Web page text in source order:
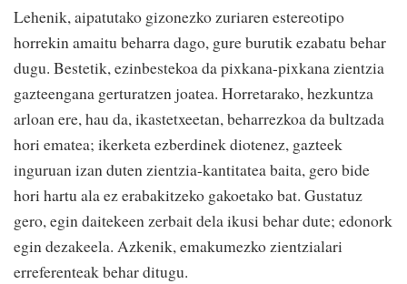
Lehenik, aipatutako gizonezko zuriaren estereotipo
horrekin amaitu beharra dago, gure burutik ezabatu behar
dugu. Bestetik, ezinbestekoa da pixkana-pixkana zientzia
gazteengana gerturatzen joatea. Horretarako, hezkuntza
arloan ere, hau da, ikastetxeetan, beharrezkoa da bultzada
hori ematea; ikerketa ezberdinek diotenez, gazteek
inguruan izan duten zientzia-kantitatea baita, gero bide
hori hartu ala ez erabakitzeko gakoetako bat. Gustatuz
gero, egin daitekeen zerbait dela ikusi behar dute; edonork
egin dezakeela. Azkenik, emakumezko zientzialari
erreferenteak behar ditugu.